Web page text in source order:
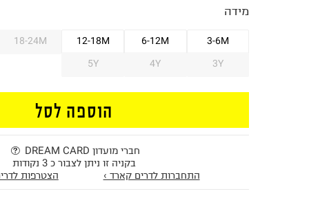
מידה
3-6M
6-12M
12-18M
18-24M
3Y
4Y
5Y
הוספה לסל
חברי מועדון DREAM CARD
בקניה זו ניתן לצבור כ 3 נקודות
התחברות לדרים קארד ›
הצטרפות